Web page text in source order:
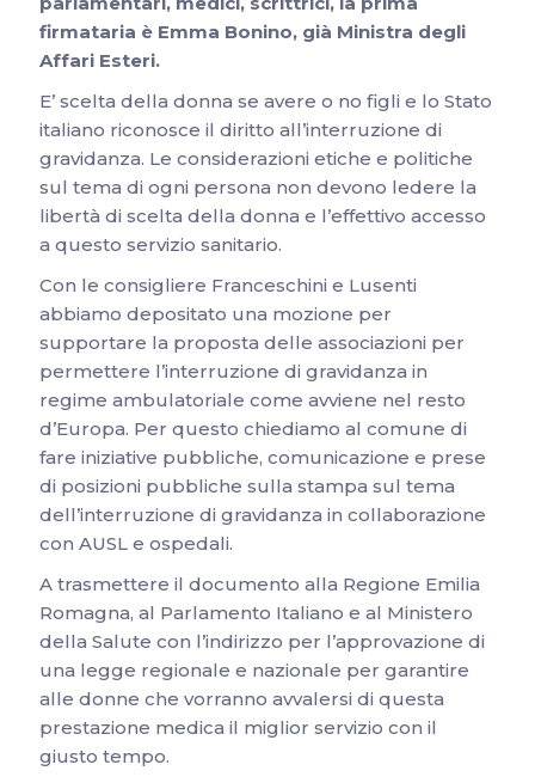
firmataria è Emma Bonino, già Ministra degli
Affari Esteri.
E’ scelta della donna se avere o no figli e lo Stato
italiano riconosce il diritto all’interruzione di
gravidanza. Le considerazioni etiche e politiche
sul tema di ogni persona non devono ledere la
libertà di scelta della donna e l’effettivo accesso
a questo servizio sanitario.
Con le consigliere Franceschini e Lusenti
abbiamo depositato una mozione per
supportare la proposta delle associazioni per
permettere l’interruzione di gravidanza in
regime ambulatoriale come avviene nel resto
d’Europa. Per questo chiediamo al comune di
fare iniziative pubbliche, comunicazione e prese
di posizioni pubbliche sulla stampa sul tema
dell’interruzione di gravidanza in collaborazione
con AUSL e ospedali.
A trasmettere il documento alla Regione Emilia
Romagna, al Parlamento Italiano e al Ministero
della Salute con l’indirizzo per l’approvazione di
una legge regionale e nazionale per garantire
alle donne che vorranno avvalersi di questa
prestazione medica il miglior servizio con il
giusto tempo.